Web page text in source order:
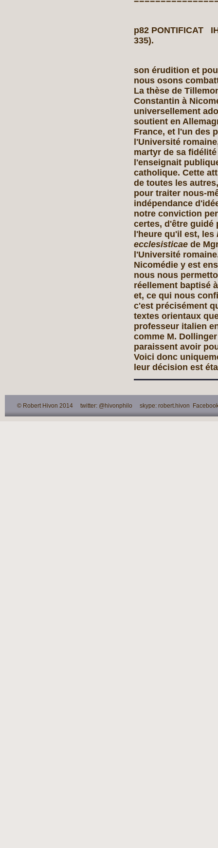
p82 PONTIFICAT
335).
son érudition et
nous osons
La thèse de
Constantin à
universellement
soutient en
France, et l'un des
l'Université
martyr de sa
l'enseignait
catholique. Cette
de toutes les
pour traiter nous-
indépendance
notre conviction
certes, d'être guidé
l'heure qu'il est, les
ecclesisticae de
l'Université
Nicomédie y est
nous nous
réellement baptisé
et, ce qui nous
c'est précisément
textes orientaux
professeur italien
comme M.
paraissent avoir
Voici donc
leur décision est
© Robert Hivon 2014 twitter: @hivonphilo skype: robert.hivon